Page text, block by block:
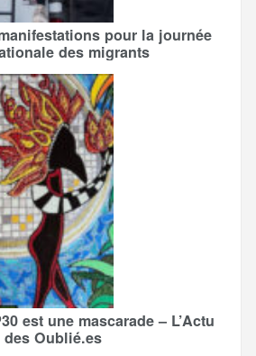
pour la journée
des migrants
est une mascarade – L’Actu
des Oublié.es